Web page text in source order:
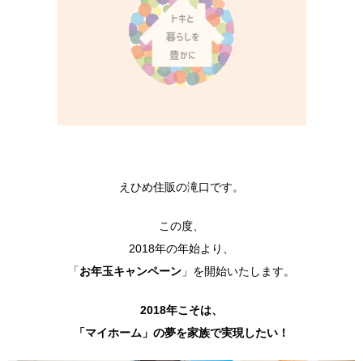
えひめ住販の滝口です。
この度、
2018年の年始より、
「お年玉キャンペーン 」を開始いたします。
2018年こそは、
「マイホーム」の夢を家族で実現したい！